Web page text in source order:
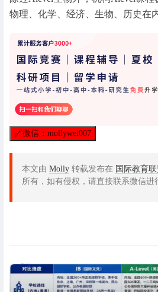
物理、化学、经济、生物、历史在
🔗微信：mollywei007
本文由 Molly 转载发布在 国际教育联
所有，如有侵权，请直接联系微信进